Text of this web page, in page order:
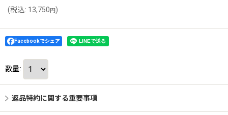
(税込: 13,750 円 )
Facebookでシェア
数量:
返品特約に関する重要事項